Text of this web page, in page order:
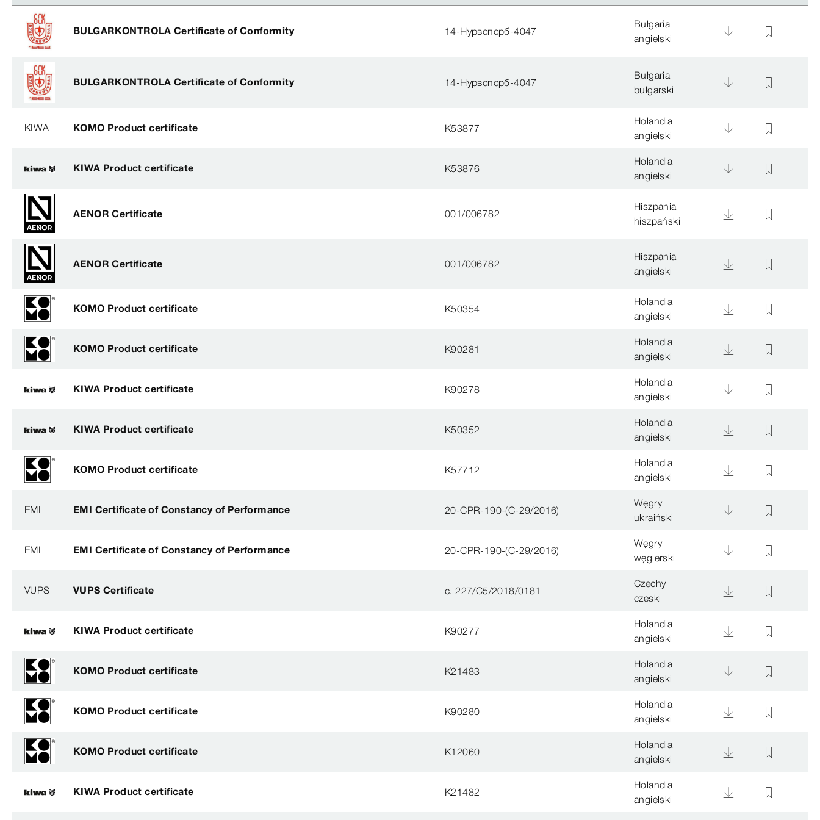
BULGARKONTROLA Certificate of Conformity 14-Нурвспсрб-4047
Bułgaria
angielski
BULGARKONTROLA Certificate of Conformity 14-Нурвспсрб-4047
Bułgaria
bułgarski
KIWA KOMO Product certificate K53877
Holandia
angielski
KIWA Product certificate K53876
Holandia
angielski
AENOR Certificate 001/006782
Hiszpania
hiszpański
AENOR Certificate 001/006782
Hiszpania
angielski
KOMO Product certificate K50354
Holandia
angielski
KOMO Product certificate K90281
Holandia
angielski
KIWA Product certificate K90278
Holandia
angielski
KIWA Product certificate K50352
Holandia
angielski
KOMO Product certificate K57712
Holandia
angielski
EMI EMI Certificate of Constancy of Performance 20-CPR-190-(C-29/2016)
Węgry
ukraiński
EMI EMI Certificate of Constancy of Performance 20-CPR-190-(C-29/2016)
Węgry
węgierski
VUPS VUPS Certificate c. 227/C5/2018/0181
Czechy
czeski
KIWA Product certificate K90277
Holandia
angielski
KOMO Product certificate K21483
Holandia
angielski
KOMO Product certificate K90280
Holandia
angielski
KOMO Product certificate K12060
Holandia
angielski
KIWA Product certificate K21482
Holandia
angielski